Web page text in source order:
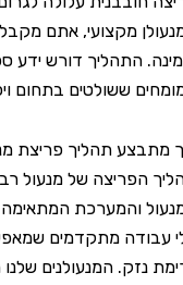
מקצועי, אתם מקבלים
התהליך דורש ידע ספציפי
ששולטים בתחום
תהליך פריצת מנעול
של מנעול רב
והמערכת המתאימה לו.
מתקדמים שמאפשרים
המנעולנים שלנו